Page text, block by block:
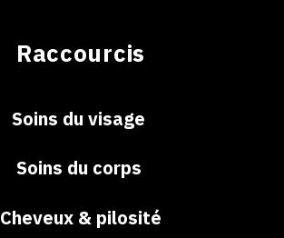
Raccourcis
Soins du visage
Soins du corps
Cheveux & pilosité